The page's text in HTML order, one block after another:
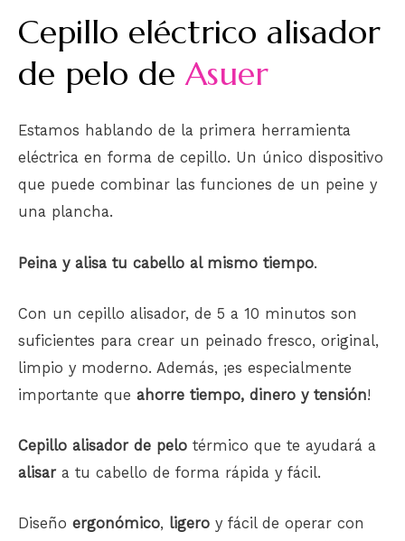
Cepillo eléctrico alisador
de pelo deAsuer
Estamos hablando de la primera herramienta
eléctrica en forma de cepillo. Un único dispositivo
que puede combinar las funciones de un peine y
una plancha.
Peina y alisa tu cabello al mismo tiempo.
Con un cepillo alisador, de 5 a 10 minutos son
suficientes para crear un peinado fresco, original,
limpio y moderno. Además, ¡es especialmente
importante que ahorre tiempo, dinero y tensión!
Cepillo alisador de pelo térmico que te ayudará a
alisar a tu cabello de forma rápida y fácil.
Diseño ergonómico, ligero y fácil de operar con